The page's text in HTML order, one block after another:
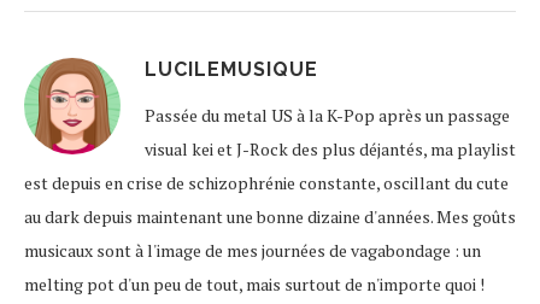
LUCILEMUSIQUE
Passée du metal US à la K-Pop après un passage
visual kei et J-Rock des plus déjantés, ma playlist
est depuis en crise de schizophrénie constante, oscillant du cute
au dark depuis maintenant une bonne dizaine d'années. Mes goûts
musicaux sont à l'image de mes journées de vagabondage : un
melting pot d'un peu de tout, mais surtout de n'importe quoi !